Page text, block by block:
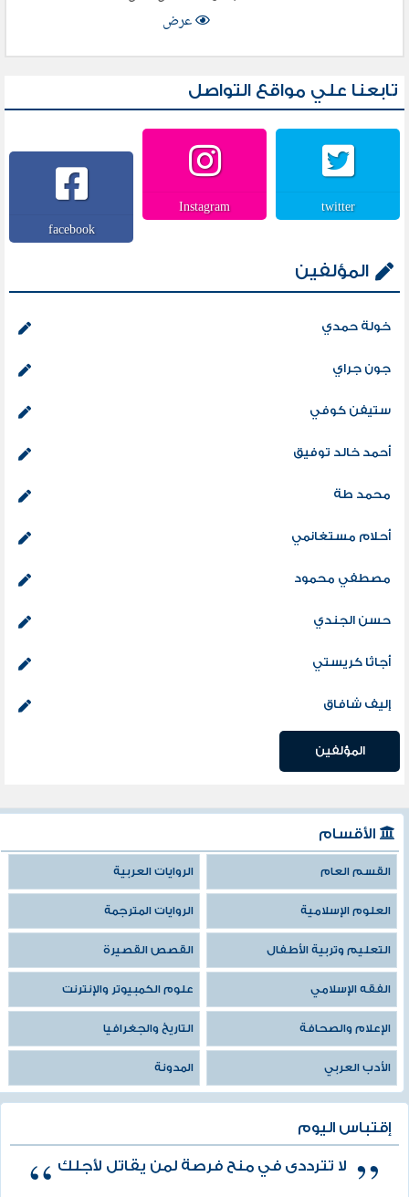
عرض
تابعنا علي مواقع التواصل
twitter
Instagram
facebook
المؤلفين
خولة حمدي
جون جراي
ستيفن كوفي
أحمد خالد توفيق
محمد طة
أحلام مستغانمي
مصطفي محمود
حسن الجندي
أجاثا كريستي
إليف شافاق
المؤلفين
الأقسام
القسم العام الروايات العربية
العلوم الإسلامية الروايات المترجمة
التعليم وتربية الأطفال القصص القصيرة
الفقه الإسلامي علوم الكمبيوتر والإنترنت
الإعلام والصحافة التاريخ والجغرافيا
الأدب العربي المدونة
إقتباس اليوم
لا تترددى في منح فرصة لمن يقاتل لأجلك